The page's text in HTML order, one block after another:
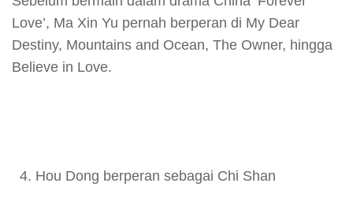
Love’, Ma Xin Yu pernah berperan di My Dear
Destiny, Mountains and Ocean, The Owner, hingga
Believe in Love.
Hou Dong berperan sebagai Chi Shan